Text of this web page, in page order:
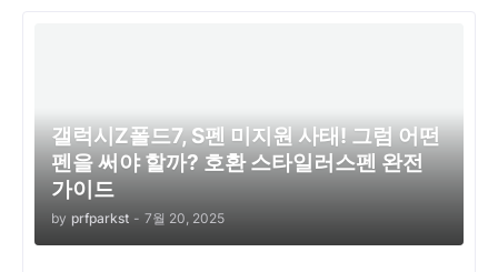
갤럭시Z폴드7, S펜 미지원 사태! 그럼 어떤
펜을 써야 할까? 호환 스타일러스펜 완전
가이드
by prfparkst - 7월 20, 2025